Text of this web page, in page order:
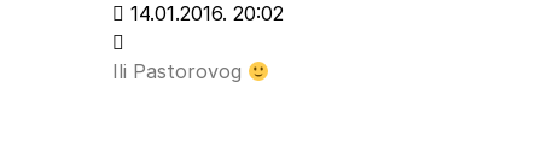
14.01.2016. 20:02
Ili Pastorovog